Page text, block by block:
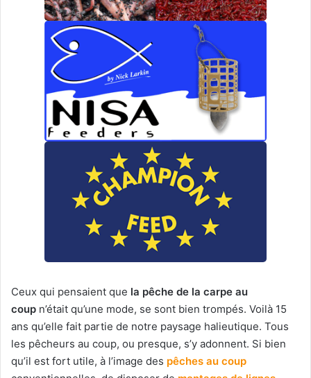
Ceux qui pensaient que la pêche de la carpe au
coup n’était qu’une mode, se sont bien trompés. Voilà 15
ans qu’elle fait partie de notre paysage halieutique. Tous
les pêcheurs au coup, ou presque, s’y adonnent. Si bien
qu’il est fort utile, à l’image des pêches au coup